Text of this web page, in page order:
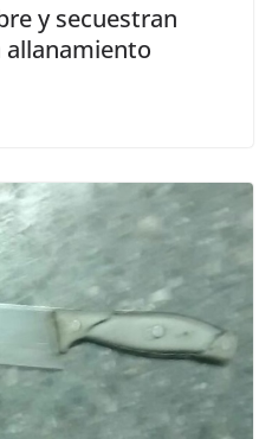
y secuestran